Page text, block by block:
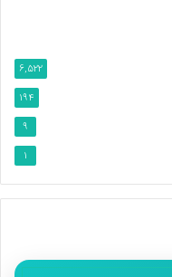
6,522
194
9
1